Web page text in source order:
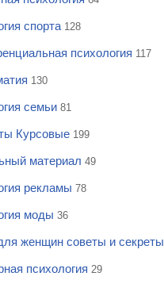
спорта 128
психология 117
130
семьи 81
Курсовые 199
материал 49
рекламы 78
моды 36
женщин советы и секреты
психология 29